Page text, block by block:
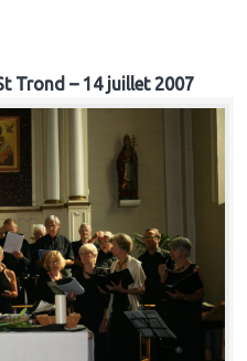
Trond – 14 juillet 2007